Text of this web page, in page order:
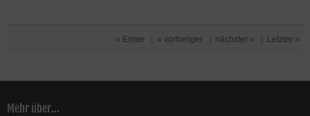
« Erster | « vorheriger | nächster » | Letzter »
Mehr über...